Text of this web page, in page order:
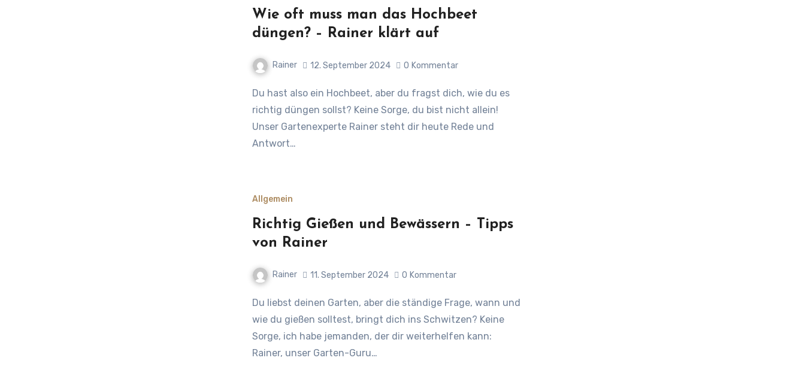
Wie oft muss man das Hochbeet
düngen? – Rainer klärt auf
Rainer 12. September 2024 0 Kommentar
Du hast also ein Hochbeet, aber du fragst dich, wie du es
richtig düngen sollst? Keine Sorge, du bist nicht allein!
Unser Gartenexperte Rainer steht dir heute Rede und
Antwort…
Allgemein
Richtig Gießen und Bewässern – Tipps
von Rainer
Rainer 11. September 2024 0 Kommentar
Du liebst deinen Garten, aber die ständige Frage, wann und
wie du gießen solltest, bringt dich ins Schwitzen? Keine
Sorge, ich habe jemanden, der dir weiterhelfen kann:
Rainer, unser Garten-Guru…